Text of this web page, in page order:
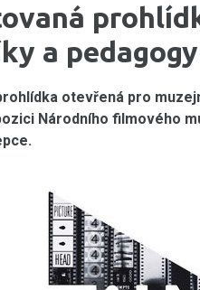
a pedagogy
otevřená pro
Národního filmového